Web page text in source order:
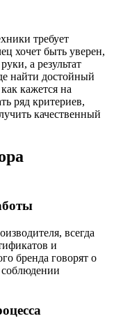
требует
хочет быть уверен,
а результат
найти достойный
кажется на
ряд критериев,
качественный
всегда
и
бренда говорят о